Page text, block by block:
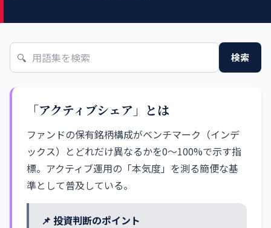
🔍 検索
「アクティブシェア」とは
ファンドの保有銘柄構成がベンチマーク（インデ
ックス）とどれだけ異なるかを0〜100%で示す指
標。アクティブ運用の「本気度」を測る簡便な基
準として普及している。
📌 投資判断のポイント